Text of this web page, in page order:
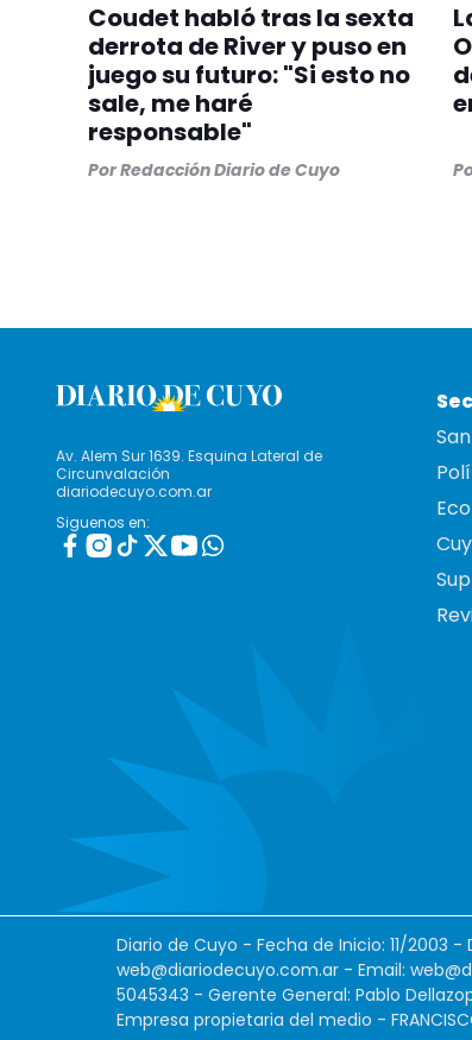
Coudet habló tras la sexta
derrota de River y puso en
juego su futuro: "Si esto no
sale, me haré
responsable"
PorRedacción Diario de Cuyo
Av. Alem Sur 1639. Esquina Lateral de
Circunvalación
diariodecuyo.com.ar
Siguenos en:
Diario de Cuyo - Fecha de Inicio: 11/2003
web@diariodecuyo.com.ar - Email:
5045343 - Gerente General: Pablo
Empresa propietaria del medio -